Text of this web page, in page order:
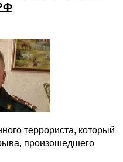
террориста, который
произошедшего